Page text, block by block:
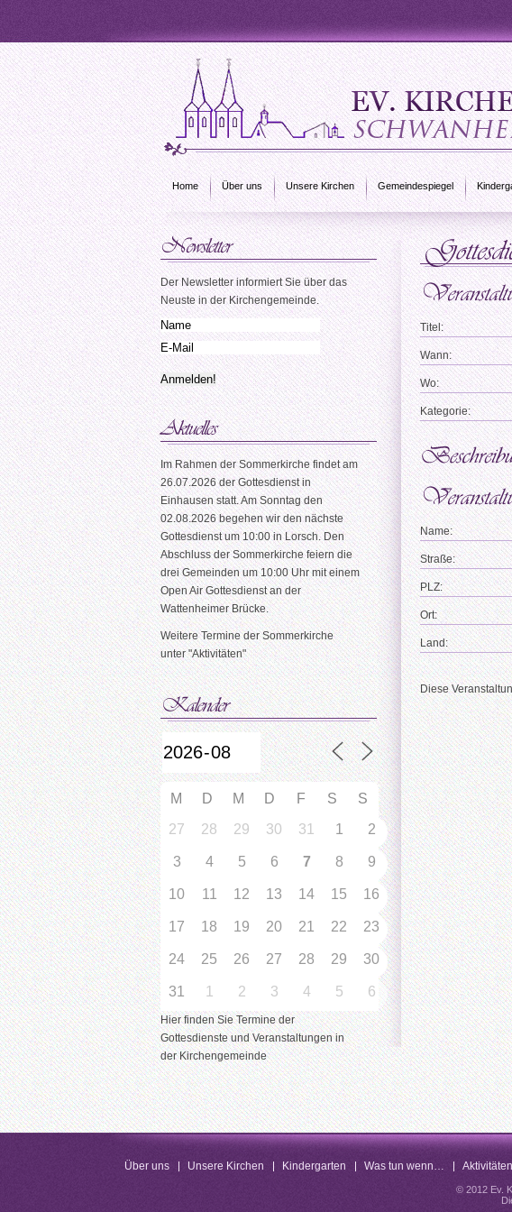
Home Über uns Unsere Kirchen Gemeindespiegel
Titel:
Wann:
Wo:
Kategorie:
Name:
Straße:
PLZ:
Ort:
Land:
Diese
Der Newsletter informiert Sie über das
Neuste in der Kirchengemeinde.
Im Rahmen der Sommerkirche findet am
26.07.2026 der Gottesdienst in
Einhausen statt. Am Sonntag den
02.08.2026 begehen wir den nächste
Gottesdienst um 10:00 in Lorsch. Den
Abschluss der Sommerkirche feiern die
drei Gemeinden um 10:00 Uhr mit einem
Open Air Gottesdienst an der
Wattenheimer Brücke.
Weitere Termine der Sommerkirche
unter "Aktivitäten"
M D M D F S
S
27
28 29 30 31 1 2
3 4 5 6 7 8 9
10 11 12 13 14 15 16
17 18 19 20 21 22 23
24 25 26 27 28 29 30
31 1 2 3 4 5 6
Hier finden Sie Termine der
Gottesdienste und Veranstaltungen in
der Kirchengemeinde
Über uns Unsere Kirchen Kindergarten Was tun wenn… Aktivitäten
© 2012 Ev.